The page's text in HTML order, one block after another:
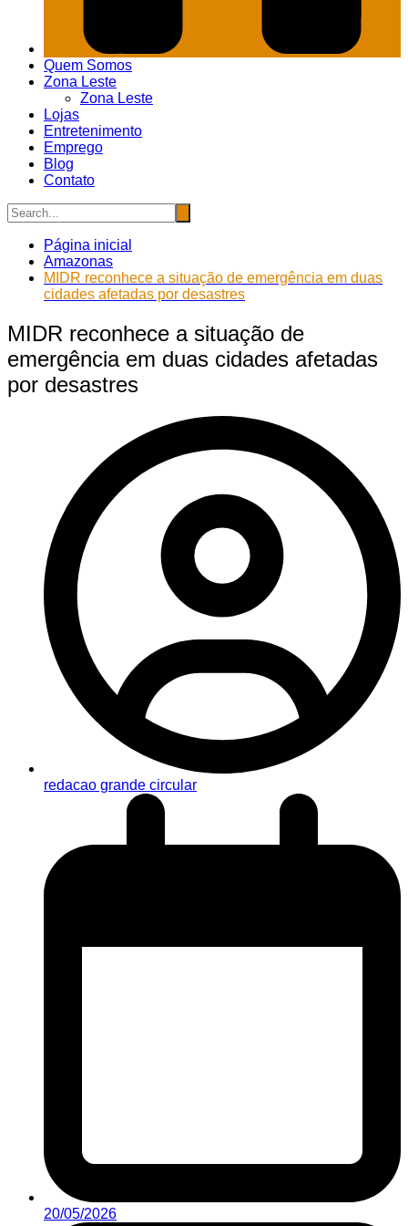
Quem Somos
Zona Leste
Zona Leste
Lojas
Entretenimento
Emprego
Blog
Contato
Página inicial
Amazonas
MIDR reconhece a situação de emergência em duas
cidades afetadas por desastres
MIDR reconhece a situação de
emergência em duas cidades afetadas
por desastres
redacao grande circular
20/05/2026